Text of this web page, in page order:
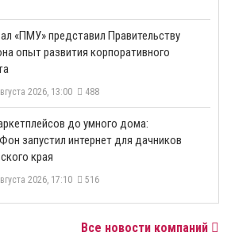
«ПМУ» представил Правительству
опыт развития корпоративного
2026, 13:00 488
до умного дома:
запустил интернет для дачников
края
2026, 17:10 516
Все новости компаний